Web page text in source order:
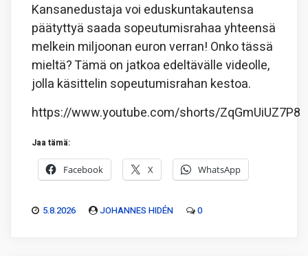
Kansanedustaja voi eduskuntakautensa
päätyttyä saada sopeutumisrahaa yhteensä
melkein miljoonan euron verran! Onko tässä
mieltä? Tämä on jatkoa edeltävälle videolle,
jolla käsittelin sopeutumisrahan kestoa.
https://www.youtube.com/shorts/ZqGmUiUZ7P8
Jaa tämä:
Facebook X WhatsApp
5.8.2026 JOHANNES HIDÉN 0